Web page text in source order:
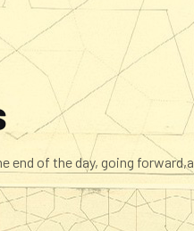
of the day, going forward,a